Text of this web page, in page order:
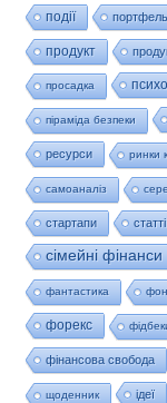
події портфель
продукт
просадка
піраміда безпеки
ресурси ринки
самоаналіз
стартапи статті
сімейні фінанси
фантастика
форекс
фінансова свобода
щоденник ідеї